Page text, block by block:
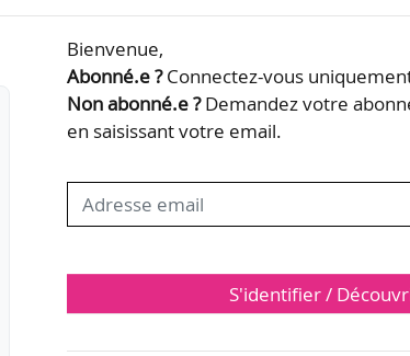
immersive, interactive
Bienvenue,
Abonné.e ?Connectez-vous
Non abonné.e ?Demandez votre
en saisissant votre email.
S'identifier /